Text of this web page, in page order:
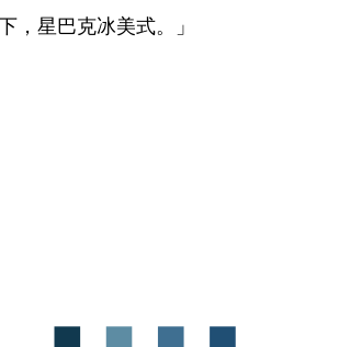
，星巴克冰美式。」